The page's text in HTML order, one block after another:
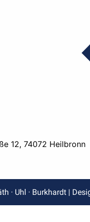
12, 74072 Heilbronn
· Uhl · Burkhardt |